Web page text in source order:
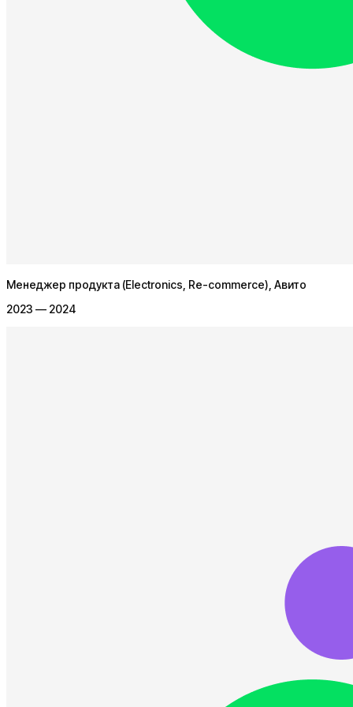
летнего опыта в ИТ в стартапах и BigTech.
Менеджер продукта (Electronics, Re-commerce) , Авито
2023 — 2024